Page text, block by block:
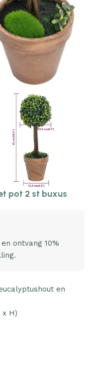
pot 2 st buxus
en ontvang 10%
en
x H)